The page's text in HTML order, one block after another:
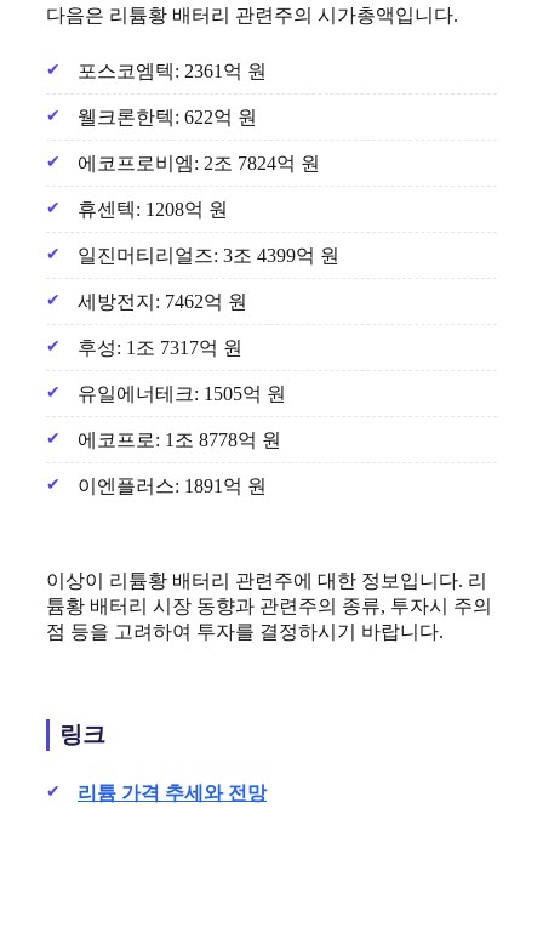
다음은 리튬황 배터리 관련주의 시가총액입니다.
포스코엠텍: 2361억 원
웰크론한텍: 622억 원
에코프로비엠: 2조 7824억 원
휴센텍: 1208억 원
일진머티리얼즈: 3조 4399억 원
세방전지: 7462억 원
후성: 1조 7317억 원
유일에너테크: 1505억 원
에코프로: 1조 8778억 원
이엔플러스: 1891억 원
이상이 리튬황 배터리 관련주에 대한 정보입니다. 리
튬황 배터리 시장 동향과 관련주의 종류, 투자시 주의
점 등을 고려하여 투자를 결정하시기 바랍니다.
링크
리튬 가격 추세와 전망